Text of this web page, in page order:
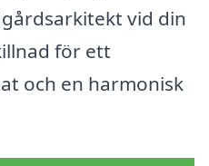
vid din
för ett
och en harmonisk